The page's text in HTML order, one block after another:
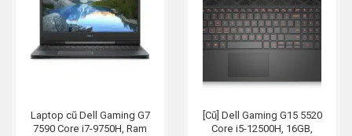
Laptop cũ Dell Gaming G7
7590 Core i7-9750H, Ram
[Cũ] Dell Gaming G15 5520
Core i5-12500H, 16GB,